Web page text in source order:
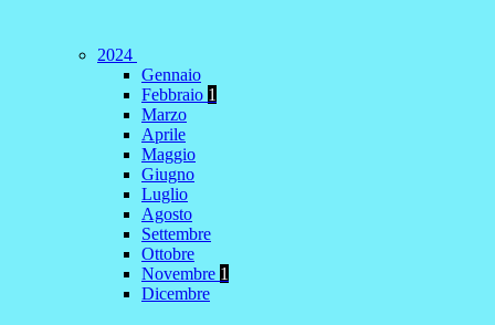
2024
Gennaio
Febbraio 1
Marzo
Aprile
Maggio
Giugno
Luglio
Agosto
Settembre
Ottobre
Novembre 1
Dicembre